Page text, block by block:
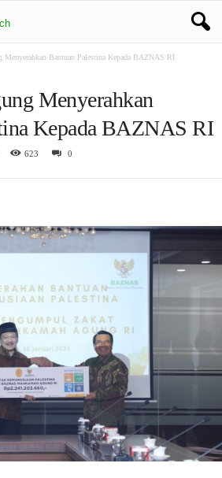
Menyerahkan Bantuan Palestina Kepada BAZNAS RI
Menyerahkan
Kepada BAZNAS RI
623 0